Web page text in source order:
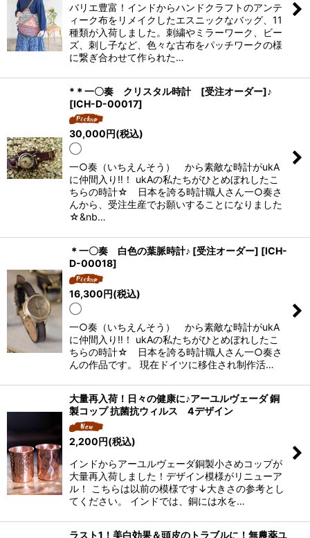
バリエ豊富！インドからハンドクラフトのアンテ
ィーク布をリメイクしたエスニックなバッグ、11
種類が入荷しました。刺繍やミラーワーク、ビー
ズ、刺し子など、色々な古布をパッチワークの様
に繋ぎ合わせて作られた…
*＊一〇奏 クリスタル時計 [受注オーダー]♪
[ICH-D-00017]
30,000円(税込)
◯
一○奏（いちえんそう） から素敵な時計がukA
に仲間入り‼！ ukAの私たちがひとめぼれしたこ
ちらの時計☆ 日本を誇る時計職人さん一○奏さ
んから、受注生産でお願いすることになりました
☆&nb…
＊一〇奏 白色の葉脈時計♪ [受注オーダー] [ICH-
D-00018]
16,300円(税込)
◯
一○奏（いちえんそう） から素敵な時計がukA
に仲間入り‼！ ukAの私たちがひとめぼれしたこ
ちらの時計☆ 日本を誇る時計職人さん一○奏さ
んの作品です。 現在ドイツに移住され制作活…
大量再入荷！日々の健康に♪アーユルヴェーダ 銅
製コップ 抗菌抗ウィルス 4デザイン
2,200円(税込)
インドからアーユルヴェーダ銅製小さめコップが
大量再入荷しました！デザイン模様がリニューア
ル！ こちらは以前の模様です↓大きさの参考とし
てください。 インドでは、銅には水を…
ラスト1！美白効果＆頭皮のトラブルに！無農薬ユ